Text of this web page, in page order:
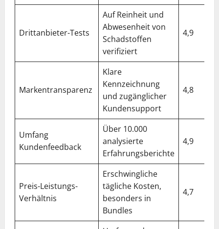
Drittanbieter-Tests
Auf Reinheit und
Abwesenheit von
Schadstoffen
verifiziert
4,9
Markentransparenz
Klare
Kennzeichnung
und zugänglicher
Kundensupport
4,8
Umfang
Kundenfeedback
Über 10.000
analysierte
Erfahrungsberichte
4,9
Preis-Leistungs-
Verhältnis
Erschwingliche
tägliche Kosten,
besonders in
Bundles
4,7